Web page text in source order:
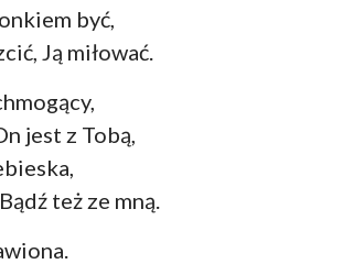
być,
Ją miłować.
jest z Tobą,
też ze mną.